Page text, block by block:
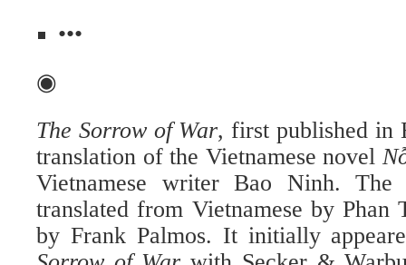
•••
◉
The Sorrow of War, first published in
translation of the Vietnamese novel
Vietnamese writer Bao Ninh. The
translated from Vietnamese by Phan
by Frank Palmos. It initially